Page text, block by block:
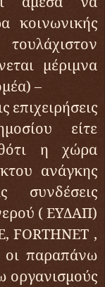
κοινωνικής
μέριμνα
–
επιχειρήσεις
είτε
η χώρα
ανάγκης
( ΕΥΔΑΠ)
FORTHNET ,
παραπάνω
οργανισμούς